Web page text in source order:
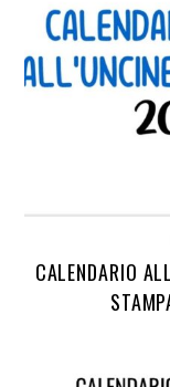
CALENDARIO